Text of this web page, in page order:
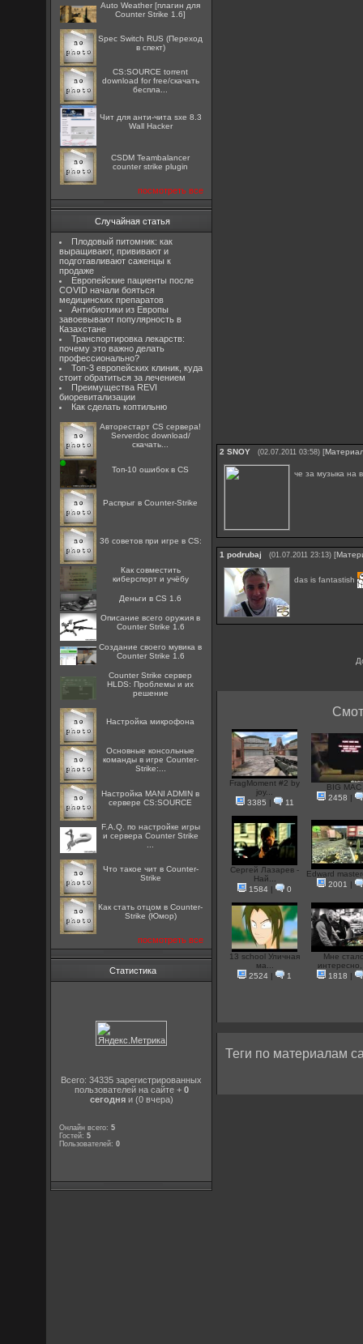
Auto Weather [плагин для
Counter Strike 1.6]
Spec Switch RUS (Переход
в спект)
CS:SOURCE torrent
download for free/скачать
беспла...
Чит для анти-чита sxe 8.3
Wall Hacker
CSDM Teambalancer
counter strike plugin
посмотреть все
Случайная статья
Плодовый питомник: как
выращивают, прививают и
подготавливают саженцы к
продаже
Европейские пациенты после
COVID начали бояться
медицинских препаратов
Антибиотики из Европы
завоевывают популярность в
Казахстане
Транспортировка лекарств:
почему это важно делать
профессионально?
Топ-3 европейских клиник, куда
стоит обратиться за лечением
Преимущества REVI
биоревитализации
Как сделать коптильню
Авторестарт CS сервера!
Serverdoc download/
скачать...
Топ-10 ошибок в CS
Распрыг в Counter-Strike
36 советов при игре в CS:
Как совместить
киберспорт и учёбу
Деньги в CS 1.6
Описание всего оружия в
Counter Strike 1.6
Создание своего мувика в
Counter Strike 1.6
Counter Strike сервер
HLDS: Проблемы и их
решение
Настройка микрофона
Основные консольные
команды в игре Counter-
Strike:...
Настройка MANI ADMIN в
сервере CS:SOURCE
F.A.Q. по настройке игры
и сервера Counter Strike
Что такое чит в Counter-
Strike
Как стать отцом в Counter-
Strike (Юмор)
посмотреть все
Статистика
Всего: 34335 зарегистрированных
пользователей на сайте + 0
сегодняи (0 вчера)
Онлайн всего:5
Гостей:5
Пользователей:0
2 SNOY (02.07.2011 03:58) [
че за музыка на
1 podrubaj (01.07.2011 23:13) [
das is fantastish
FragMoment #2 by
joy...
3385 | 11
BIG MAC
2458 |
Сергей Лазарев -
Най...
1584 | 0
Edward
2001 |
13 school Уличная
ма...
2524 | 1
Мне
1818 |
Теги по материалам